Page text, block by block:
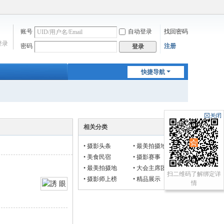
账号 自动登录 找回密码
密码 登录 注册
录
快捷导航
相关分类
• 摄影头条 • 最美拍摄地
• 美食民宿 • 摄影赛事
• 最美拍摄地 • 大会主席团
• 摄影师上榜 • 精品展示
扫二维码了解绑定详
情